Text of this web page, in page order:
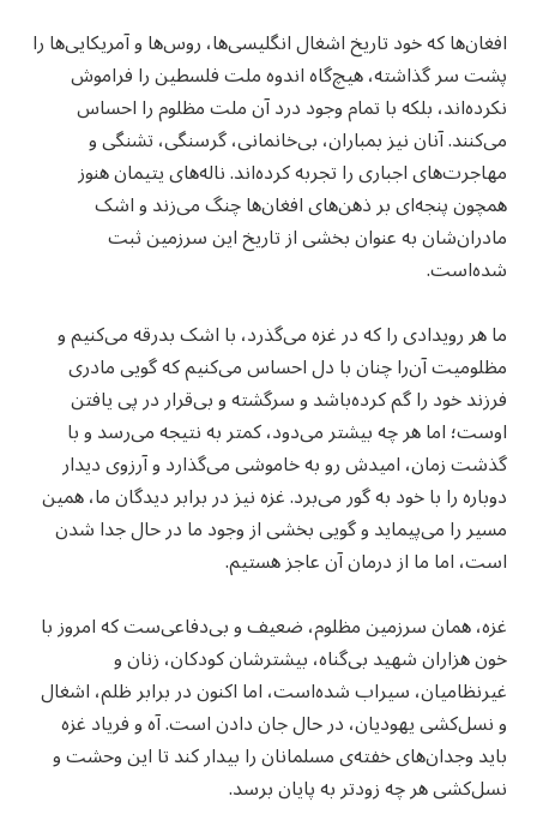
افغان‌ها که خود تاریخ اشغال انگلیسی‌ها، روس‌ها و آمریکایی‌ها را
پشت سر گذاشته، هیچ‌گاه اندوه ملت فلسطین را فراموش
نکرده‌اند، بلکه با تمام وجود درد آن ملت مظلوم را احساس
می‌کنند. آنان نیز بمباران، بی‌خانمانی، گرسنگی، تشنگی و
مهاجرت‌های اجباری را تجربه کرده‌اند. ناله‌های یتیمان هنوز
همچون پنجه‌ای بر ذهن‌های افغان‌ها چنگ می‌زند و اشک
مادران‌شان به‌ عنوان بخشی از تاریخ این سرزمین ثبت
شده‌است.
ما هر رویدادی را که در غزه می‌گذرد، با اشک بدرقه می‌کنیم و
مظلومیت آن‌را چنان با دل احساس می‌کنیم که گویی مادری
فرزند خود را گم کرده‌باشد و سرگشته و بی‌قرار در پی یافتن
اوست؛ اما هر چه بیشتر می‌دود، کمتر به نتیجه می‌رسد و با
گذشت زمان، امیدش رو به خاموشی می‌گذارد و آرزوی دیدار
دوباره را با خود به گور می‌برد. غزه نیز در برابر دیدگان ما، همین
مسیر را می‌پیماید و گویی بخشی از وجود ما در حال جدا شدن
است، اما ما از درمان آن عاجز هستیم.
غزه، همان سرزمین مظلوم، ضعیف و بی‌دفاعی‌ست که امروز با
خون هزاران شهید بی‌گناه، بیشترشان کودکان، زنان و
غیرنظامیان، سیراب شده‌است، اما اکنون در برابر ظلم، اشغال
و نسل‌کشی یهودیان، در حال جان دادن است. آه و فریاد غزه
باید وجدان‌های خفته‌ی مسلمانان را بیدار کند تا این وحشت و
نسل‌کشی هر چه زودتر به پایان برسد.